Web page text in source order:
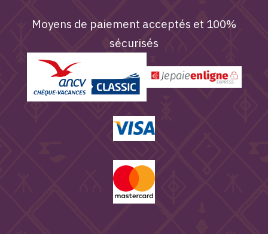
Moyens de paiement acceptés et 100%
sécurisés